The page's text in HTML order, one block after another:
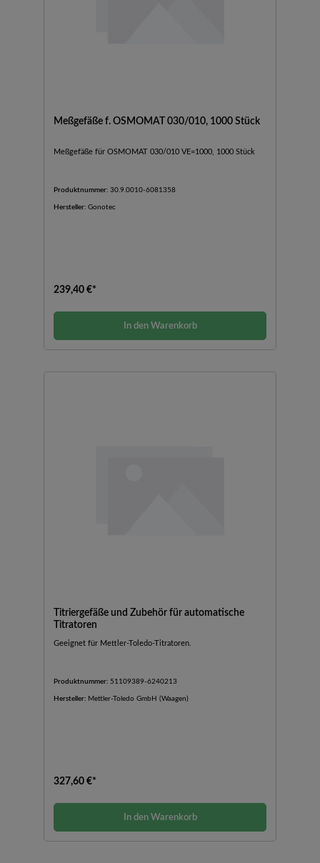
Meßgefäße f. OSMOMAT 030/010, 1000 Stück
Meßgefäße für OSMOMAT 030/010 VE=1000, 1000 Stück
Produktnummer: 30.9.0010-6081358
Hersteller: Gonotec
239,40 €*
In den Warenkorb
Titriergefäße und Zubehör für automatische
Titratoren
Geeignet für Mettler-Toledo-Titratoren.
Produktnummer: 51109389-6240213
Hersteller: Mettler-Toledo GmbH (Waagen)
327,60 €*
In den Warenkorb